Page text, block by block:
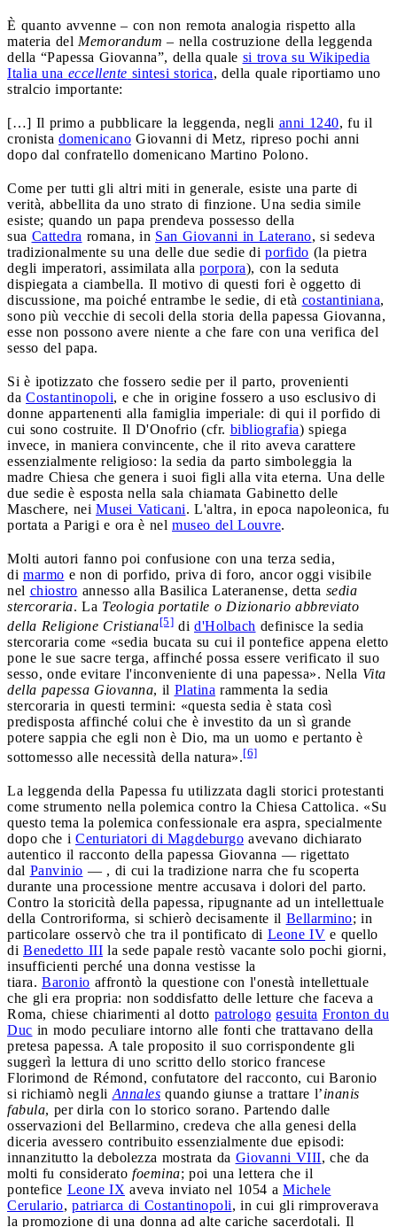
È quanto avvenne – con non remota analogia rispetto alla
materia del Memorandum – nella costruzione della leggenda
della “Papessa Giovanna”, della quale si trova su Wikipedia
Italia una eccellente sintesi storica, della quale riportiamo uno
stralcio importante:
[…] Il primo a pubblicare la leggenda, negli anni 1240, fu il
cronista domenicano Giovanni di Metz, ripreso pochi anni
dopo dal confratello domenicano Martino Polono.
Come per tutti gli altri miti in generale, esiste una parte di
verità, abbellita da uno strato di finzione. Una sedia simile
esiste; quando un papa prendeva possesso della
sua Cattedra romana, in San Giovanni in Laterano, si sedeva
tradizionalmente su una delle due sedie di porfido (la pietra
degli imperatori, assimilata alla porpora), con la seduta
dispiegata a ciambella. Il motivo di questi fori è oggetto di
discussione, ma poiché entrambe le sedie, di età costantiniana,
sono più vecchie di secoli della storia della papessa Giovanna,
esse non possono avere niente a che fare con una verifica del
sesso del papa.
Si è ipotizzato che fossero sedie per il parto, provenienti
da Costantinopoli, e che in origine fossero a uso esclusivo di
donne appartenenti alla famiglia imperiale: di qui il porfido di
cui sono costruite. Il D'Onofrio (cfr. bibliografia) spiega
invece, in maniera convincente, che il rito aveva carattere
essenzialmente religioso: la sedia da parto simboleggia la
madre Chiesa che genera i suoi figli alla vita eterna. Una delle
due sedie è esposta nella sala chiamata Gabinetto delle
Maschere, nei Musei Vaticani. L'altra, in epoca napoleonica, fu
portata a Parigi e ora è nel museo del Louvre.
Molti autori fanno poi confusione con una terza sedia,
di marmo e non di porfido, priva di foro, ancor oggi visibile
nel chiostro annesso alla Basilica Lateranense, detta sedia
stercoraria. La Teologia portatile o Dizionario abbreviato
della Religione Cristiana[5] di d'Holbach definisce la sedia
stercoraria come «sedia bucata su cui il pontefice appena eletto
pone le sue sacre terga, affinché possa essere verificato il suo
sesso, onde evitare l'inconveniente di una papessa». Nella Vita
della papessa Giovanna, il Platina rammenta la sedia
stercoraria in questi termini: «questa sedia è stata così
predisposta affinché colui che è investito da un sì grande
potere sappia che egli non è Dio, ma un uomo e pertanto è
sottomesso alle necessità della natura».[6]
La leggenda della Papessa fu utilizzata dagli storici protestanti
come strumento nella polemica contro la Chiesa Cattolica. «Su
questo tema la polemica confessionale era aspra, specialmente
dopo che i Centuriatori di Magdeburgo avevano dichiarato
autentico il racconto della papessa Giovanna — rigettato
dal Panvinio — , di cui la tradizione narra che fu scoperta
durante una processione mentre accusava i dolori del parto.
Contro la storicità della papessa, ripugnante ad un intellettuale
della Controriforma, si schierò decisamente il Bellarmino; in
particolare osservò che tra il pontificato di Leone IV e quello
di Benedetto III la sede papale restò vacante solo pochi giorni,
insufficienti perché una donna vestisse la
tiara. Baronio affrontò la questione con l'onestà intellettuale
che gli era propria: non soddisfatto delle letture che faceva a
Roma, chiese chiarimenti al dotto patrologo gesuita Fronton du
Duc in modo peculiare intorno alle fonti che trattavano della
pretesa papessa. A tale proposito il suo corrispondente gli
suggerì la lettura di uno scritto dello storico francese
Florimond de Rémond, confutatore del racconto, cui Baronio
si richiamò negliAnnales quando giunse a trattare l’inanis
fabula, per dirla con lo storico sorano. Partendo dalle
osservazioni del Bellarmino, credeva che alla genesi della
diceria avessero contribuito essenzialmente due episodi:
innanzitutto la debolezza mostrata da Giovanni VIII, che da
molti fu considerato foemina; poi una lettera che il
pontefice Leone IX aveva inviato nel 1054 a Michele
Cerulario, patriarca di Costantinopoli, in cui gli rimproverava
la promozione di una donna ad alte cariche sacerdotali. Il